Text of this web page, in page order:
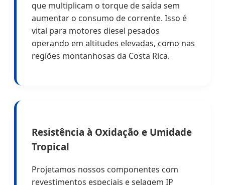
que multiplicam o torque de saída sem
aumentar o consumo de corrente. Isso é
vital para motores diesel pesados
operando em altitudes elevadas, como nas
regiões montanhosas da Costa Rica.
Resistência à Oxidação e Umidade
Tropical
Projetamos nossos componentes com
revestimentos especiais e selagem IP